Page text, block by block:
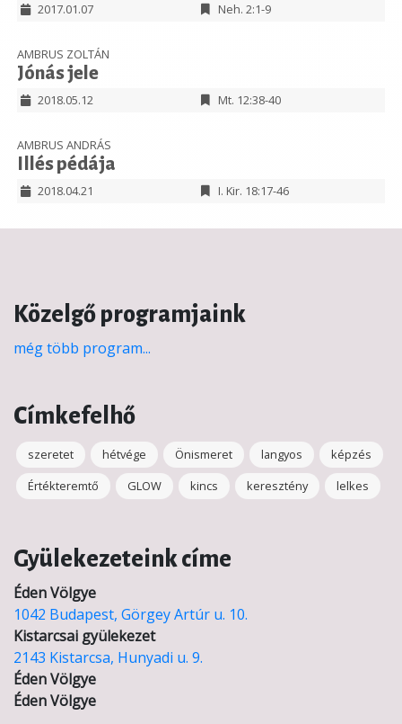
2017.01.07 Neh. 2:1-9
AMBRUS ZOLTÁN
Jónás jele
2018.05.12 Mt. 12:38-40
AMBRUS ANDRÁS
Illés pédája
2018.04.21 I. Kir. 18:17-46
Közelgő programjaink
még több program...
Címkefelhő
szeretet hétvége Önismeret langyos
képzés
Értékteremtő
GLOW kincs keresztény lelkes
Gyülekezeteink címe
Éden Völgye
1042 Budapest, Görgey Artúr u. 10.
Kistarcsai gyülekezet
2143 Kistarcsa, Hunyadi u. 9.
Éden Völgye
Éden Völgye